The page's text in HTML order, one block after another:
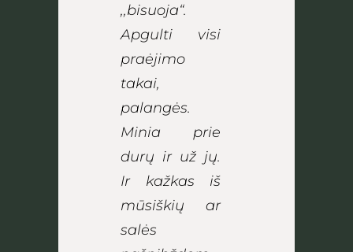
,,bisuoja“.
Apgulti visi
praėjimo
takai,
palangės.
Minia prie
durų ir už jų.
Ir kažkas iš
mūsiškių ar
salės